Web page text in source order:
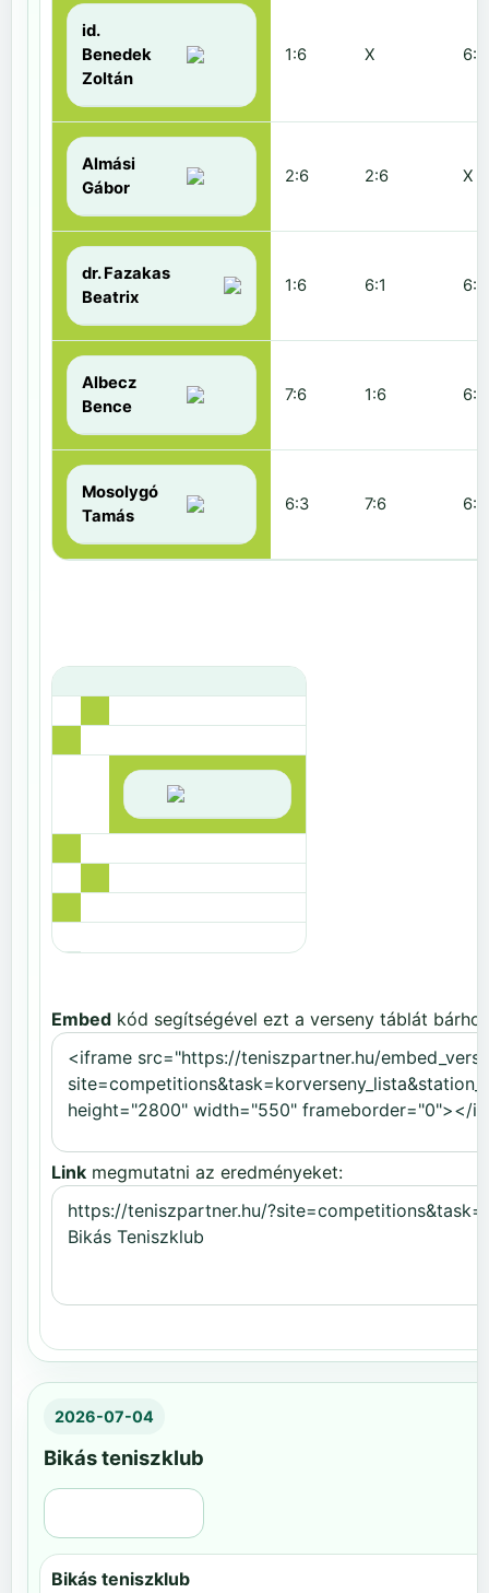
id.
Benedek
Zoltán
1:6 X 6:2
Almási
Gábor
2:6 2:6 X
dr. Fazakas
Beatrix
1:6 6:1 6:0
Albecz
Bence
7:6 1:6 6:3
Mosolygó
Tamás
6:3 7:6 6:1
Embed kód segítségével ezt a verseny táblát
Link megmutatni az eredményeket:
2026-07-04
Bikás teniszklub
Bikás teniszklub